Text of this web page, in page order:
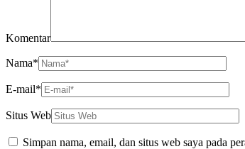
Komentar
Nama*
E-mail*
Situs Web
Simpan nama, email, dan situs web saya pada